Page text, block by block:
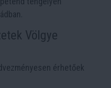
Völgye
érhetőek